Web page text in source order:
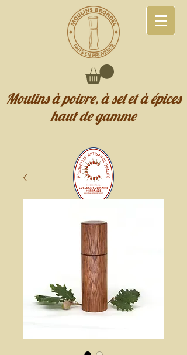
Moulins à poivre, à sel et à épices
haut de gamme